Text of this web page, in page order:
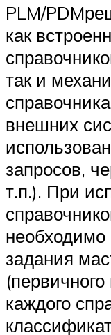
PLM/
как
так и
внешних
запросов,
т.п.). При
задания
каждого